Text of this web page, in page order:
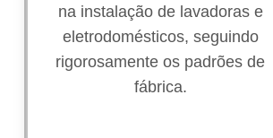
na instalação de lavadoras e
eletrodomésticos, seguindo
rigorosamente os padrões de
fábrica.